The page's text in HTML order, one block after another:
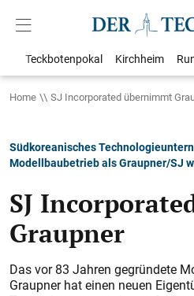
Teckbotenpokal Kirchheim
Home SJ Incorporated übernimmt
Südkoreanisches
Modellbaubetrieb als Graupner/SJ
SJ
Graupner
Das vor 83 Jahren gegründete
Graup­ner hat einen neuen